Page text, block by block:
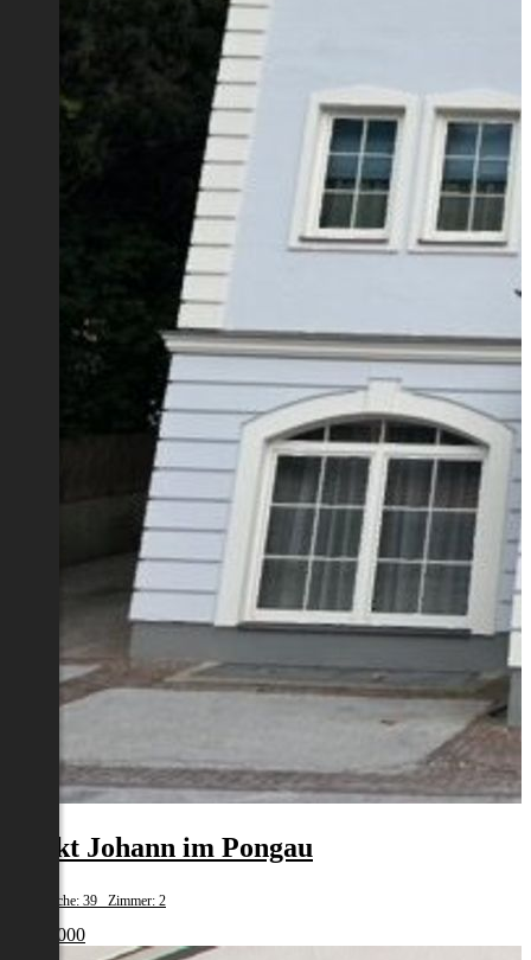
Sankt Johann im Pongau
Wohnfläche: 39 Zimmer: 2
€ 199 000